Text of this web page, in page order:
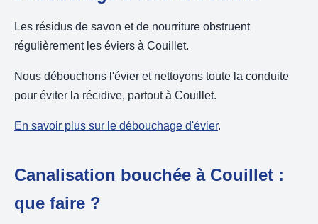
Les résidus de savon et de nourriture obstruent
régulièrement les éviers à Couillet.
Nous débouchons l'évier et nettoyons toute la conduite
pour éviter la récidive, partout à Couillet.
En savoir plus sur le débouchage d'évier.
Canalisation bouchée à Couillet :
que faire ?